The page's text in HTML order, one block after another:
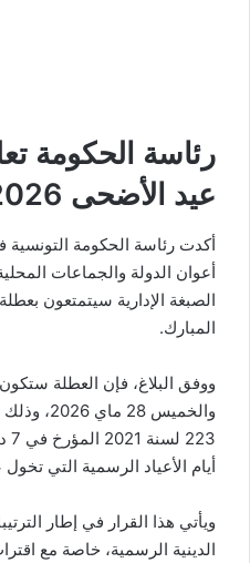
رئاسة الحكومة
عيد الأضحى 2026
أكدت رئاسة الحكومة
أعوان الدولة والجماعات
الصبغة الإدارية سيتمتعون
المبارك.
والخميس
أيام الأعياد الرسمية التي
ويأتي هذا القرار في إطار
الدينية الرسمية، خاصة مع